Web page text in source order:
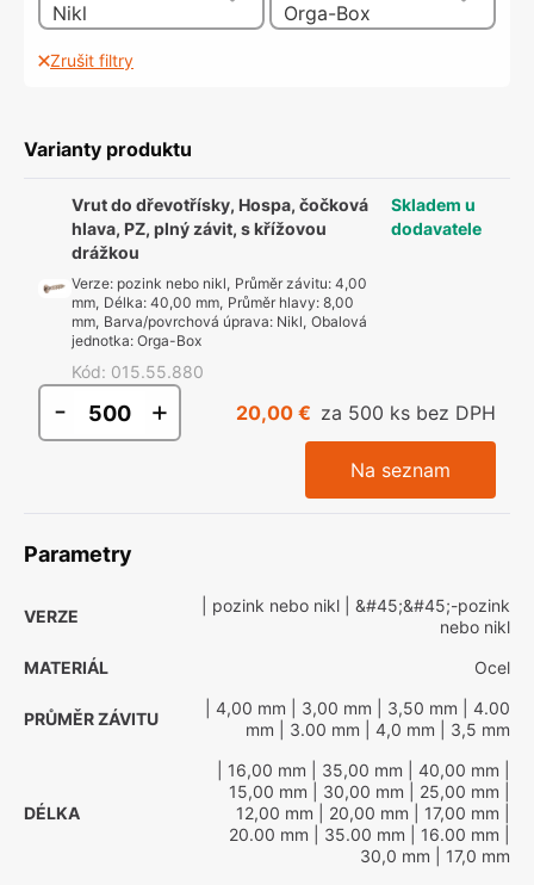
Nikl Orga-Box
Zrušit filtry
Varianty produktu
Vrut do dřevotřísky, Hospa, čočková
hlava, PZ, plný závit, s křížovou
drážkou
Verze: pozink nebo nikl, Průměr závitu: 4,00
mm, Délka: 40,00 mm, Průměr hlavy: 8,00
mm, Barva/povrchová úprava: Nikl, Obalová
jednotka: Orga-Box
Kód: 015.55.880
Skladem u
dodavatele
- + 20,00 € za 500 ks bez DPH
Na seznam
Parametry
VERZE
| pozink nebo nikl | &#45;&#45;-pozink
nebo nikl
MATERIÁL
Ocel
PRŮMĚR ZÁVITU
| 4,00 mm | 3,00 mm | 3,50 mm | 4.00
mm | 3.00 mm | 4,0 mm | 3,5 mm
DÉLKA
| 16,00 mm | 35,00 mm | 40,00 mm
15,00 mm | 30,00 mm | 25,00 mm
12,00 mm | 20,00 mm | 17,00 mm
20.00 mm | 35.00 mm | 16.00 mm
30,0 mm | 17,0 mm